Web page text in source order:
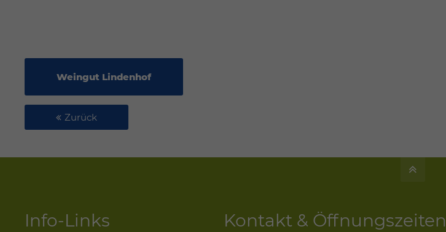
Weingut Lindenhof
Zurück
Info-Links Kontakt & Öffnungszeiten